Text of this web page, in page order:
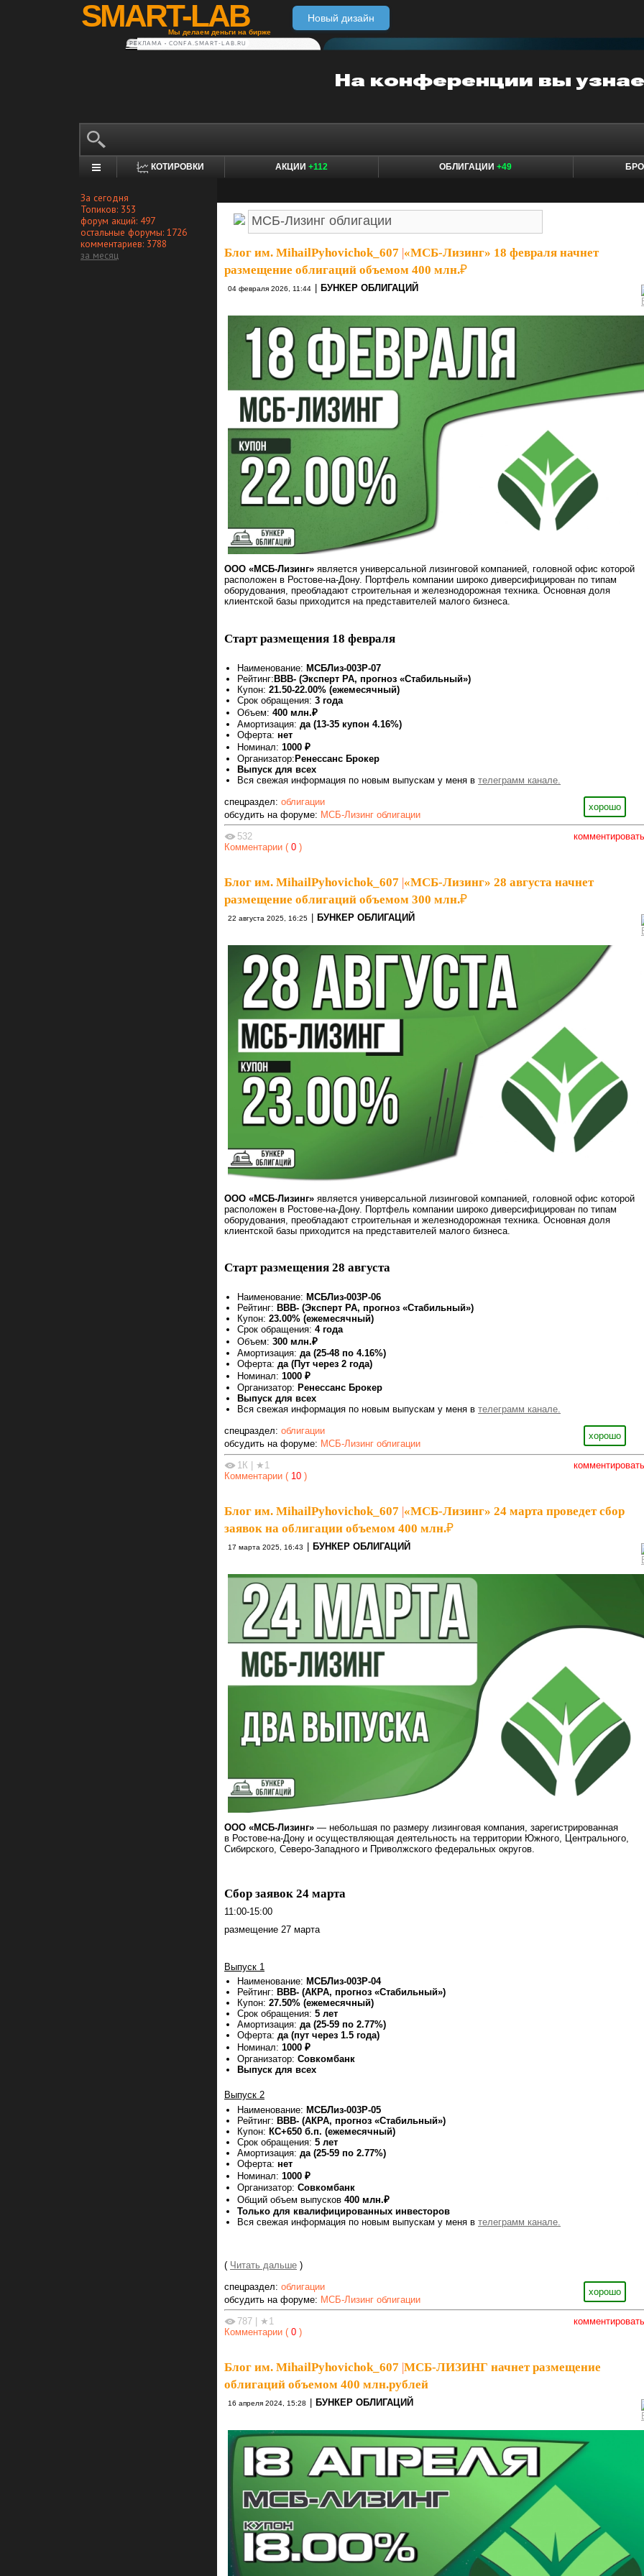
SMART-LAB
Мы делаем деньги на бирже
Новый дизайн
РЕКЛАМА • CONFA.SMART-LAB.RU
КОТИРОВКИ АКЦИИ +112 ОБЛИГАЦИИ +49
За сегодня
Топиков: 353
форум акций: 497
остальные форумы: 1726
комментариев: 3788
за месяц
Блог им. MihailPyhovichok_607 «МСБ-Лизинг» 18 февраля начнет
размещение облигаций объемом 400 млн.₽
04 февраля 2026, 11:44 БУНКЕР ОБЛИГАЦИЙ
ООО «МСБ-Лизинг» является универсальной лизинговой компанией, головной офис которой
расположен в Ростове-на-Дону. Портфель компании широко диверсифицирован по типам
оборудования, преобладают строительная и железнодорожная техника. Основная доля
клиентской базы приходится на представителей малого бизнеса.
Старт размещения 18 февраля
Наименование: МСБЛиз-003Р-07
Рейтинг:ВВВ- (Эксперт РА, прогноз «Стабильный»)
Купон: 21.50-22.00% (ежемесячный)
Срок обращения: 3 года
Объем: 400 млн.₽
Амортизация: да (13-35 купон 4.16%)
Оферта: нет
Номинал: 1000 ₽
Организатор:Ренессанс Брокер
Выпуск для всех
Вся свежая информация по новым выпускам у меня в телеграмм канале.
хорошо
спецраздел: облигации
обсудить на форуме: МСБ-Лизинг облигации
комментировать
532
Комментарии ( 0 )
Блог им. MihailPyhovichok_607 |«МСБ-Лизинг» 28 августа начнет
размещение облигаций объемом 300 млн.₽
22 августа 2025, 16:25 БУНКЕР ОБЛИГАЦИЙ
ООО «МСБ-Лизинг» является универсальной лизинговой компанией, головной офис которой
расположен в Ростове-на-Дону. Портфель компании широко диверсифицирован по типам
оборудования, преобладают строительная и железнодорожная техника. Основная доля
клиентской базы приходится на представителей малого бизнеса.
Старт размещения 28 августа
Наименование: МСБЛиз-003Р-06
Рейтинг: ВВВ- (Эксперт РА, прогноз «Стабильный»)
Купон: 23.00% (ежемесячный)
Срок обращения: 4 года
Объем: 300 млн.₽
Амортизация: да (25-48 по 4.16%)
Оферта: да (Пут через 2 года)
Номинал: 1000 ₽
Организатор: Ренессанс Брокер
Выпуск для всех
Вся свежая информация по новым выпускам у меня в телеграмм канале.
хорошо
спецраздел: облигации
обсудить на форуме: МСБ-Лизинг облигации
комментировать
1К
★1
Комментарии ( 10 )
Блог им. MihailPyhovichok_607 «МСБ-Лизинг» 24 марта проведет сбор
заявок на облигации объемом 400 млн.₽
17 марта 2025, 16:43 БУНКЕР ОБЛИГАЦИЙ
ООО «МСБ-Лизинг» — небольшая по размеру лизинговая компания, зарегистрированная
в Ростове-на-Дону и осуществляющая деятельность на территории Южного, Центрального,
Сибирского, Северо-Западного и Приволжского федеральных округов.
Сбор заявок 24 марта
11:00-15:00
размещение 27 марта
Выпуск 1
Наименование: МСБЛиз-003Р-04
Рейтинг: ВВВ- (АКРА, прогноз «Стабильный»)
Купон: 27.50% (ежемесячный)
Срок обращения: 5 лет
Амортизация: да (25-59 по 2.77%)
Оферта: да (пут через 1.5 года)
Номинал: 1000 ₽
Организатор: Совкомбанк
Выпуск для всех
Выпуск 2
Наименование: МСБЛиз-003Р-05
Рейтинг: ВВВ- (АКРА, прогноз «Стабильный»)
Купон: КС+650 б.п. (ежемесячный)
Срок обращения: 5 лет
Амортизация: да (25-59 по 2.77%)
Оферта: нет
Номинал: 1000 ₽
Организатор: Совкомбанк
Общий объем выпусков 400 млн.₽
Только для квалифицированных инвесторов
Вся свежая информация по новым выпускам у меня в телеграмм канале.
( Читать дальше )
хорошо
спецраздел: облигации
обсудить на форуме: МСБ-Лизинг облигации
комментировать
787
★1
Комментарии ( 0 )
Блог им. MihailPyhovichok_607 |МСБ-ЛИЗИНГ начнет размещение
облигаций объемом 400 млн.рублей
16 апреля 2024, 15:28 БУНКЕР ОБЛИГАЦИЙ